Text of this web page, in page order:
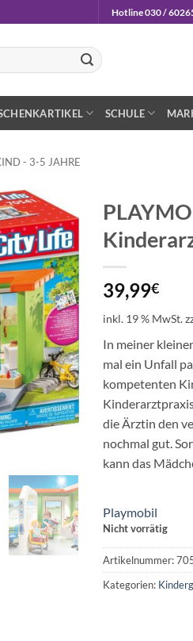
Hotline 030 /
SCHULE
- 3-5 JAHRE
Auf die
Wunschliste
39,99€
inkl. 19 % MwSt.
In meiner
mal ein Unfall
kompetenten
die Ärztin den
nochmal gut.
kann das
Playmobil
Nicht vorrätig
Artikelnummer:
Kategorien: